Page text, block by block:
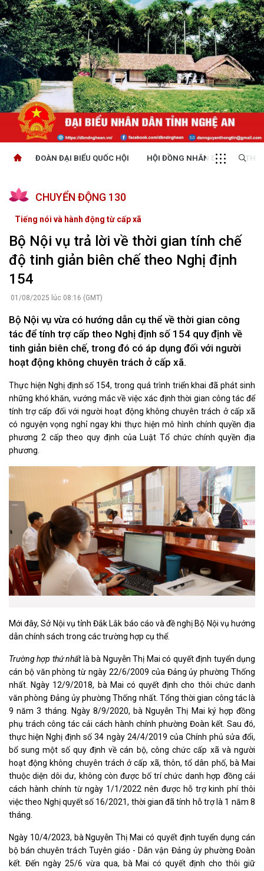
ĐOÀN ĐẠI BIỂU QUỐC HỘI HỘI ĐỒNG NHÂN DÂN
CHUYỂN ĐỘNG 130
Tiếng nói và hành động từ cấp xã
Bộ Nội vụ trả lời về thời gian tính chế
độ tinh giản biên chế theo Nghị định
154
01/08/2025 lúc 08:16 (GMT)
Bộ Nội vụ vừa có hướng dẫn cụ thể về thời gian công
tác để tính trợ cấp theo Nghị định số 154 quy định về
tinh giản biên chế, trong đó có áp dụng đối với người
hoạt động không chuyên trách ở cấp xã.
Thực hiện Nghị định số 154, trong quá trình triển khai đã phát sinh
những khó khăn, vướng mắc về việc xác định thời gian công tác để
tính trợ cấp đối với người hoạt động không chuyên trách ở cấp xã
có nguyện vọng nghỉ ngay khi thực hiện mô hình chính quyền địa
phương 2 cấp theo quy định của Luật Tổ chức chính quyền địa
phương.
Mới đây, Sở Nội vụ tỉnh Đắk Lắk báo cáo và đề nghị Bộ Nội vụ hướng
dẫn chính sách trong các trường hợp cụ thể.
Trường hợp thứ nhấtlà bà Nguyễn Thị Mai có quyết định tuyển dụng
cán bộ văn phòng từ ngày 22/6/2009 của Đảng ủy phường Thống
nhất. Ngày 12/9/2018, bà Mai có quyết định cho thôi chức danh
văn phòng Đảng ủy phường Thống nhất. Tổng thời gian công tác là
9 năm 3 tháng. Ngày 8/9/2020, bà Nguyễn Thị Mai ký hợp đồng
phụ trách công tác cải cách hành chính phường Đoàn kết. Sau đó,
thực hiện Nghị định số 34 ngày 24/4/2019 của Chính phủ sửa đổi,
bổ sung một số quy định về cán bộ, công chức cấp xã và người
hoạt động không chuyên trách ở cấp xã, thôn, tổ dân phố, bà Mai
thuộc diện dôi dư, không còn được bố trí chức danh hợp đồng cải
cách hành chính từ ngày 1/1/2022 nên được hỗ trợ kinh phí thôi
việc theo Nghị quyết số 16/2021, thời gian đã tính hỗ trợ là 1 năm 8
tháng.
Ngày 10/4/2023, bà Nguyễn Thị Mai có quyết định tuyển dụng cán
bộ bán chuyên trách Tuyên giáo - Dân vận Đảng ủy phường Đoàn
kết. Đến ngày 25/6 vừa qua, bà Mai có quyết định cho thôi giữ